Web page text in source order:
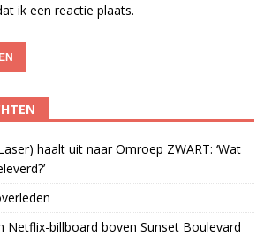
ik een reactie plaats.
haalt uit naar Omroep ZWART: ‘Wat
Netflix-billboard boven Sunset Boulevard